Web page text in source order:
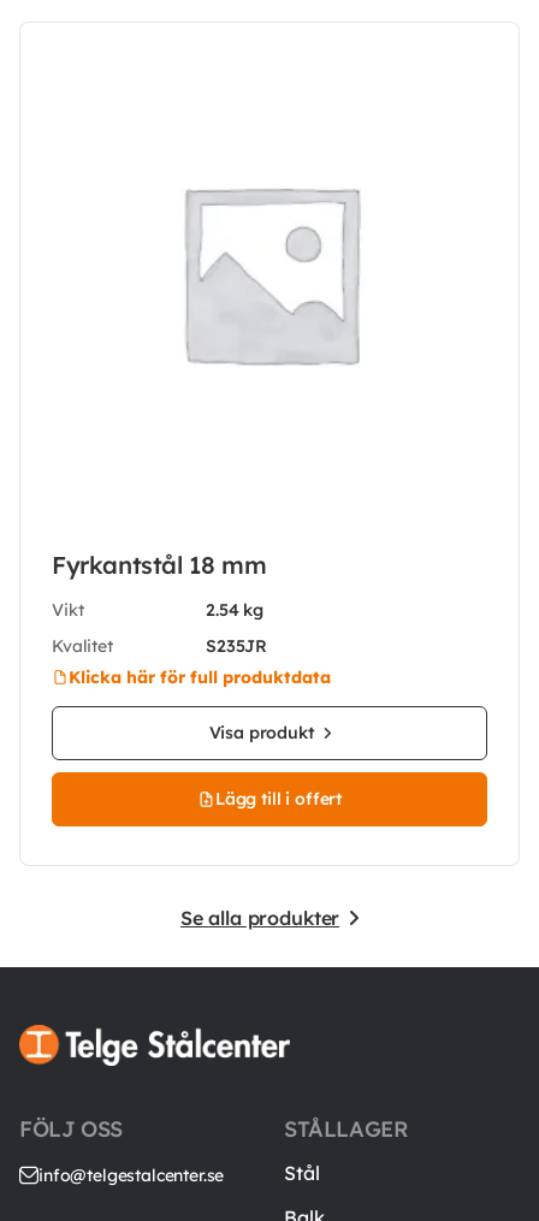
Fyrkantstål 18 mm
Vikt
2.54 kg
Kvalitet
S235JR
Klicka här för full produktdata
Visa produkt
Lägg till i offert
Se alla produkter
FÖLJ OSS
info@telgestalcenter.se
STÅLLAGER
Stål